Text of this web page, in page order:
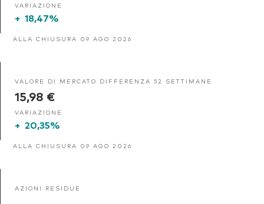
VARIAZIONE
+ 18,47%
ALLA CHIUSURA 09 AGO 2026
VALORE DI MERCATO DIFFERENZA 52 SETTIMANE
15,98 €
VARIAZIONE
+ 20,35%
ALLA CHIUSURA 09 AGO 2026
AZIONI RESIDUE